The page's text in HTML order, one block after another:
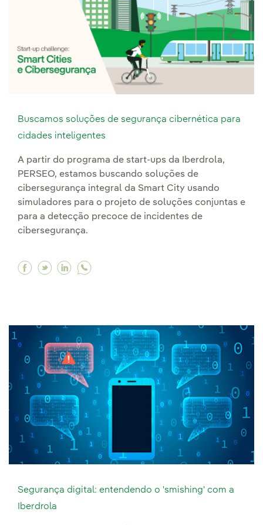
Buscamos soluções de segurança cibernética para
cidades inteligentes
A partir do programa de start-ups da Iberdrola,
PERSEO, estamos buscando soluções de
cibersegurança integral da Smart City usando
simuladores para o projeto de soluções conjuntas e
para a detecção precoce de incidentes de
cibersegurança.
Facebook Buscamos soluções de segurança
Twitter Buscamos soluções de
Linkedin Buscamos soluções de
Segurança digital: entendendo o 'smishing' com a
Iberdrola